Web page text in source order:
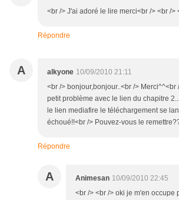
<br /> J'ai adoré le lire merci<br /> <br />
Répondre
A alkyone 10/09/2010 21:11
<br /> bonjour,bonjour..<br /> Merci^^<br
petit problème avec le lien du chapitre
le lien mediafire le téléchargement se
échoué!!<br /> Pouvez-vous le
Répondre
A Animesan 10/09/2010 22:45
<br /> <br /> oki je m'en occupe